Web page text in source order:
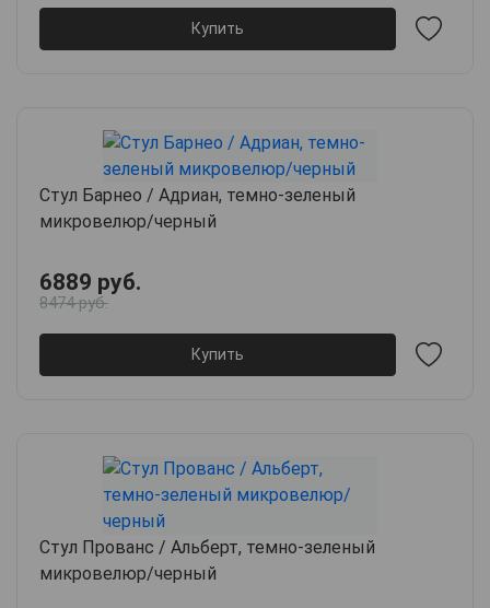
Купить
Стул Барнео / Адриан, темно-зеленый
микровелюр/черный
6889 руб.
8474 руб.
Купить
Стул Прованс / Альберт, темно-зеленый
микровелюр/черный